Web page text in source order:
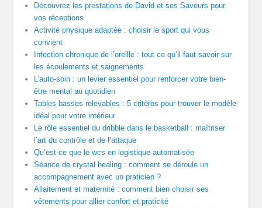
Découvrez les prestations de David et ses Saveurs pour
vos réceptions
Activité physique adaptée : choisir le sport qui vous
convient
Infection chronique de l’oreille : tout ce qu’il faut savoir sur
les écoulements et saignements
L’auto-soin : un levier essentiel pour renforcer votre bien-
être mental au quotidien
Tables basses relevables : 5 critères pour trouver le modèle
idéal pour votre intérieur
Le rôle essentiel du dribble dans le basketball : maîtriser
l’art du contrôle et de l’attaque
Qu’est-ce que le wcs en logistique automatisée
Séance de crystal healing : comment se déroule un
accompagnement avec un praticien ?
Allaitement et maternité : comment bien choisir ses
vêtements pour allier confort et praticité